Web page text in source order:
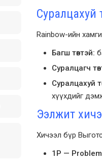
Суралцахуй
Rainbow-ийн
Багш төвтэй:
Суралцагч
Суралцахуй
хүүхдийг
Ээлжит
Хичээл бүр
1P —